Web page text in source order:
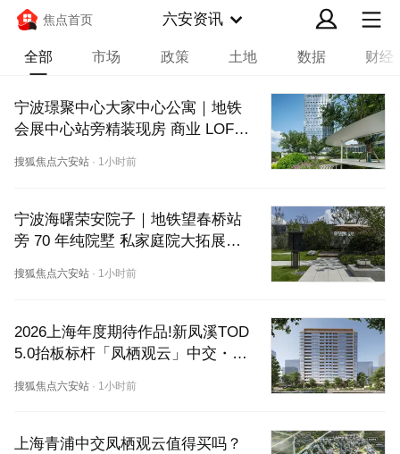
焦点首页 六安资讯
全部 市场 政策 土地 数据 财经
宁波璟聚中心大家中心公寓｜地铁
会展中心站旁精装现房 商业 LOFT
搜狐焦点六安站 · 1小时前
宁波海曙荣安院子｜地铁望春桥站
旁 70 年纯院墅 私家庭院大拓展空
搜狐焦点六安站 · 1小时前
2026上海年度期待作品!新凤溪TOD
5.0抬板标杆「凤栖观云」中交・凤
- 户型
搜狐焦点六安站 · 1小时前
上海青浦中交凤栖观云值得买吗？